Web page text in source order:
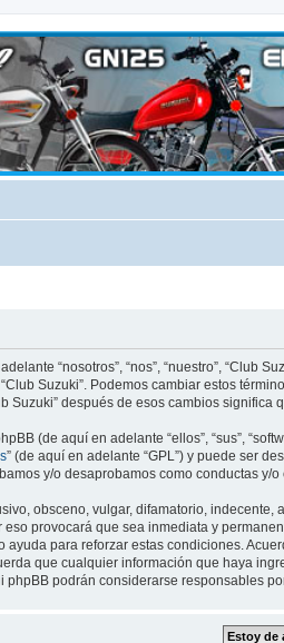
“nosotros”, “nos”, “nuestro”,
Suzuki”. Podemos cambiar estos
Suzuki” después de esos cambios
(de aquí en adelante “ellos”, “sus”,
” (de aquí en adelante “GPL”) y puede ser
y/o desaprobamos como conductas
obsceno, vulgar, difamatorio,
provocará que sea inmediata y
para reforzar estas condiciones.
que cualquier información que haya
phpBB podrán considerarse responsables